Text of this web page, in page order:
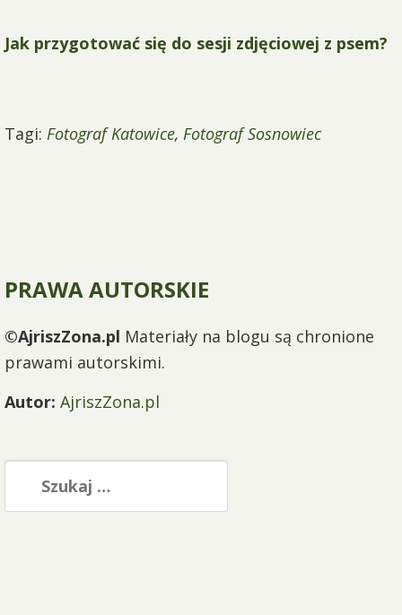
Jak przygotować się do sesji zdjęciowej z psem?
Tagi: Fotograf Katowice, Fotograf Sosnowiec
PRAWA AUTORSKIE
©AjriszZona.pl Materiały na blogu są chronione
prawami autorskimi.
Autor: AjriszZona.pl